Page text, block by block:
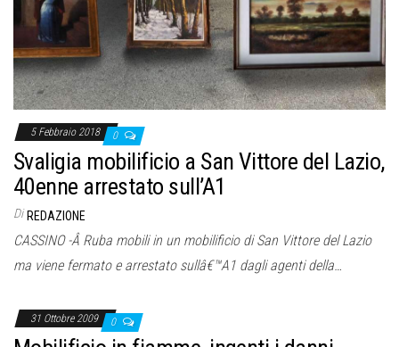
5 Febbraio 2018 0
Svaligia mobilificio a San Vittore del Lazio,
40enne arrestato sull’A1
Di REDAZIONE
CASSINO -Â Ruba mobili in un mobilificio di San Vittore del Lazio
ma viene fermato e arrestato sullâ€™A1 dagli agenti della…
31 Ottobre 2009 0